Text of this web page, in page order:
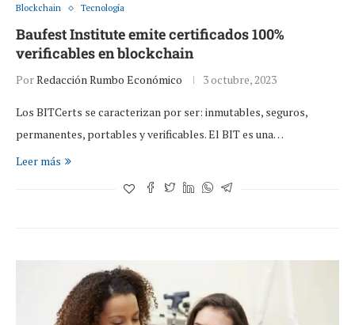
Blockchain Tecnología
Baufest Institute emite certificados 100%
verificables en blockchain
PorRedacción Rumbo Económico 3 octubre, 2023
Los BITCerts se caracterizan por ser: inmutables, seguros,
permanentes, portables y verificables. El BIT es una…
Leer más